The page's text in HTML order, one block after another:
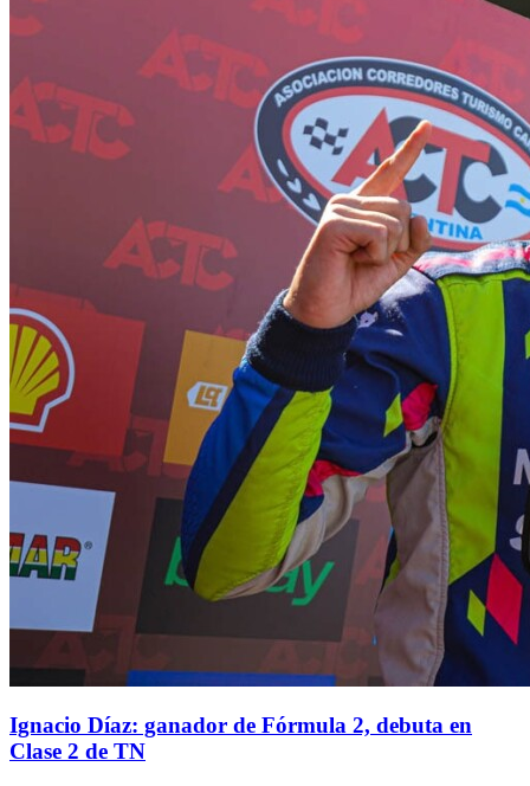
Ignacio Díaz: ganador de Fórmula 2, debuta en
Clase 2 de TN